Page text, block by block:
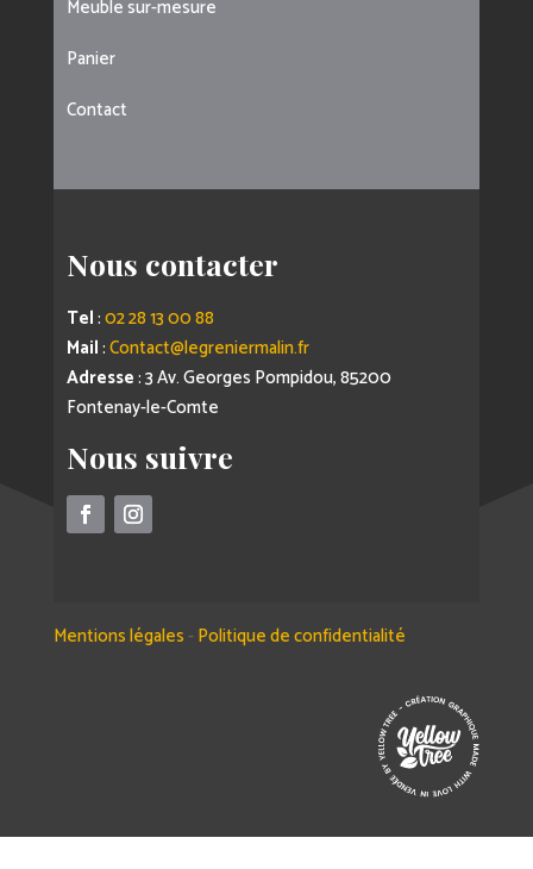
Meuble sur-mesure
Panier
Contact
Nous contacter
Tel:02 28 13 00 88
Mail:Contact@legreniermalin.fr
Adresse: 3 Av. Georges Pompidou, 85200
Fontenay-le-Comte
Nous suivre
Mentions légales - Politique de confidentialité